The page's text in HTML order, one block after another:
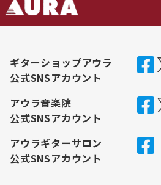
ギターショップアウラ
公式SNSアカウント
アウラ音楽院
公式SNSアカウント
アウラギターサロン
公式SNSアカウント